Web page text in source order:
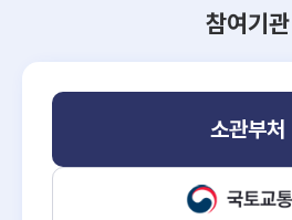
참여기관
소관부처